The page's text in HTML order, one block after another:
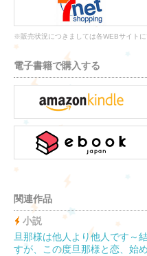
※販売状況につきましては各WEBサイトに
電子書籍で購入する
関連作品
小説
旦那様は他人より他人です～
すが、この度旦那様と恋、始